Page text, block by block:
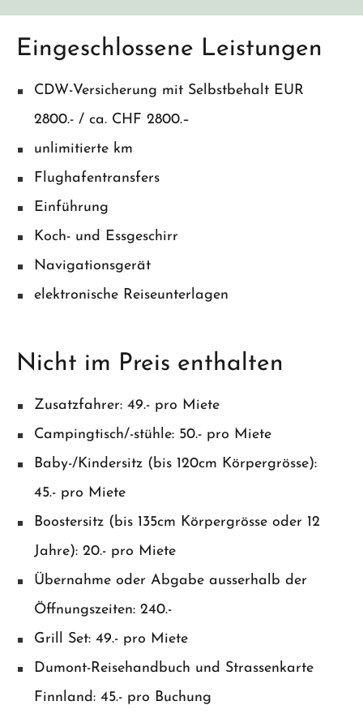
Eingeschlossene Leistungen
CDW-Versicherung mit Selbstbehalt EUR
2800.- / ca. CHF 2800.–
unlimitierte km
Flughafentransfers
Einführung
Koch- und Essgeschirr
Navigationsgerät
elektronische Reiseunterlagen
Nicht im Preis enthalten
Zusatzfahrer: 49.- pro Miete
Campingtisch/-stühle: 50.- pro Miete
Baby-/Kindersitz (bis 120cm Körpergrösse):
45.- pro Miete
Boostersitz (bis 135cm Körpergrösse oder 12
Jahre): 20.- pro Miete
Übernahme oder Abgabe ausserhalb der
Öffnungszeiten: 240.-
Grill Set: 49.- pro Miete
Dumont-Reisehandbuch und Strassenkarte
Finnland: 45.- pro Buchung